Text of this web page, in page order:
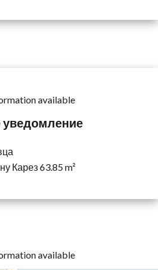
available
Карез63.85 m²
available